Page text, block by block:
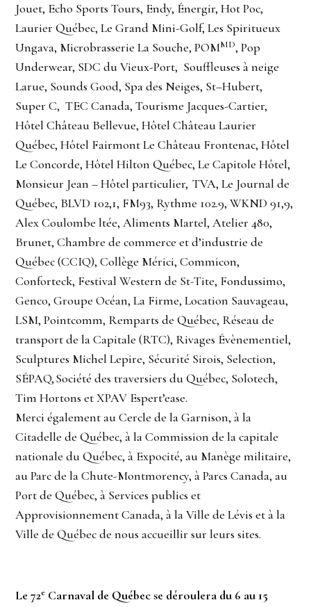
Jouet, Echo Sports Tours, Endy, Énergir, Hot Poc,
Laurier Québec, Le Grand Mini-Golf, Les Spiritueux
Ungava, Microbrasserie La Souche, POMMD, Pop
Underwear, SDC du Vieux-Port, Souffleuses à neige
Larue, Sounds Good, Spa des Neiges, St–Hubert,
Super C, TEC Canada, Tourisme Jacques-Cartier,
Hôtel Château Bellevue, Hôtel Château Laurier
Québec, Hôtel Fairmont Le Château Frontenac, Hôtel
Le Concorde, Hôtel Hilton Québec, Le Capitole Hôtel,
Monsieur Jean – Hôtel particulier, TVA, Le Journal de
Québec, BLVD 102,1, FM93, Rythme 102.9, WKND 91,9,
Alex Coulombe ltée, Aliments Martel, Atelier 480,
Brunet, Chambre de commerce et d’industrie de
Québec (CCIQ), Collège Mérici, Commicon,
Conforteck, Festival Western de St-Tite, Fondussimo,
Genco, Groupe Océan, La Firme, Location Sauvageau,
LSM, Pointcomm, Remparts de Québec, Réseau de
transport de la Capitale (RTC), Rivages Évènementiel,
Sculptures Michel Lepire, Sécurité Sirois, Selection,
SÉPAQ, Société des traversiers du Québec, Solotech,
Tim Hortons et XPAV Espert’ease.
Merci également au Cercle de la Garnison, à la
Citadelle de Québec, à la Commission de la capitale
nationale du Québec, à Expocité, au Manège militaire,
au Parc de la Chute-Montmorency, à Parcs Canada, au
Port de Québec, à Services publics et
Approvisionnement Canada, à la Ville de Lévis et à la
Ville de Québec de nous accueillir sur leurs sites.
Le 72e Carnaval de Québec se déroulera du 6 au 15